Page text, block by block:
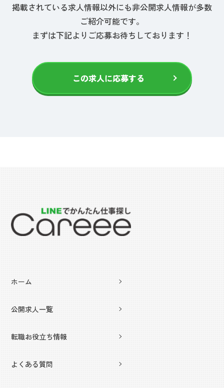
掲載されている求人情報以外にも非公開求人情報が多数
ご紹介可能です。
まずは下記よりご応募お待ちしております！
この求人に応募する
ホーム
公開求人一覧
転職お役立ち情報
よくある質問